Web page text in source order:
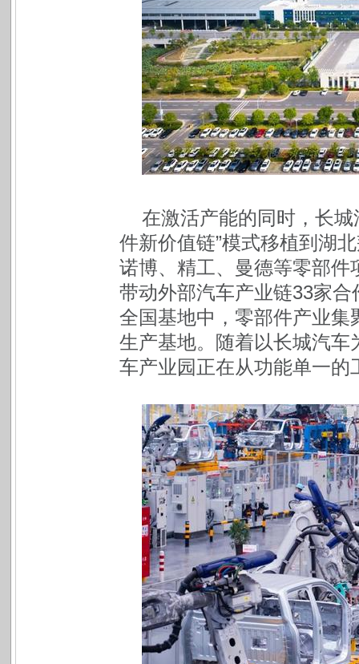
在激活产能的同时，长
件新价值链”模式移植到湖
诺博、精工、曼德等零部
带动外部汽车产业链33家
全国基地中，零部件产业
生产基地。随着以长城汽
车产业园正在从功能单一